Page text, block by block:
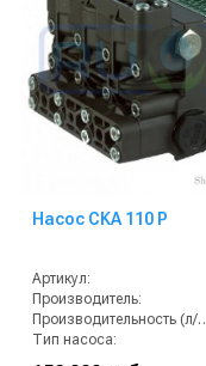
Насос CKA 110 P
Артикул:
Производитель:
Тип насоса: